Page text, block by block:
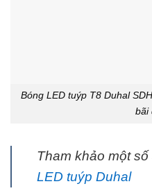
Bóng LED tuýp T8 Duhal
bãi
Tham khảo một
LED tuýp Duhal